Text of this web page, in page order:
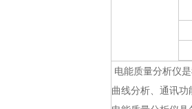
电能质量分析仪
曲线分析、通讯